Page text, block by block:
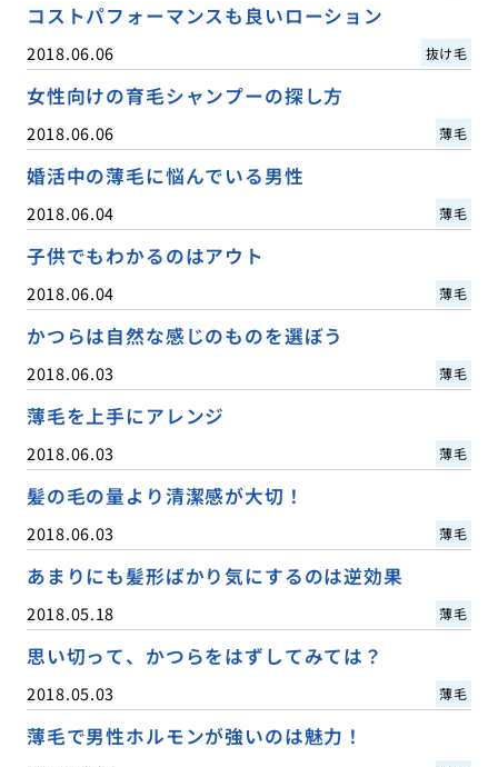
コストパフォーマンスも良いローション
2018.06.06 抜け毛
女性向けの育毛シャンプーの探し方
2018.06.06 薄毛
婚活中の薄毛に悩んでいる男性
2018.06.04 薄毛
子供でもわかるのはアウト
2018.06.04 薄毛
かつらは自然な感じのものを選ぼう
2018.06.03 薄毛
薄毛を上手にアレンジ
2018.06.03 薄毛
髪の毛の量より清潔感が大切！
2018.06.03 薄毛
あまりにも髪形ばかり気にするのは逆効果
2018.05.18 薄毛
思い切って、かつらをはずしてみては？
2018.05.03 薄毛
薄毛で男性ホルモンが強いのは魅力！